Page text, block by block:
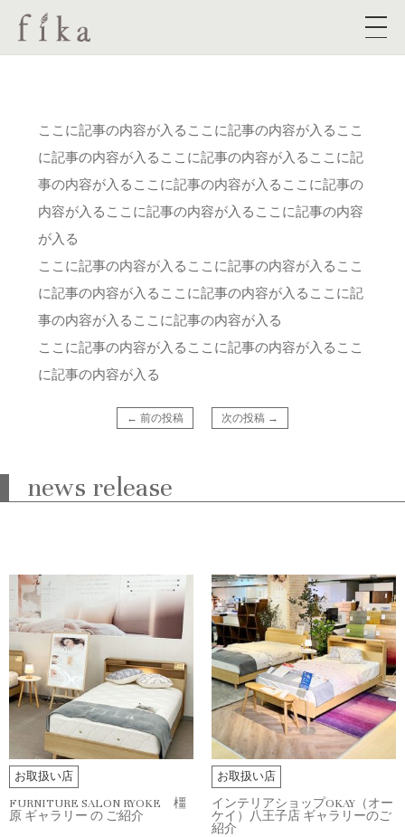
ここに記事の内容が入るここに記事の内容が入るここ
に記事の内容が入るここに記事の内容が入るここに記
事の内容が入るここに記事の内容が入るここに記事の
内容が入るここに記事の内容が入るここに記事の内容
が入る
ここに記事の内容が入るここに記事の内容が入るここ
に記事の内容が入るここに記事の内容が入るここに記
事の内容が入るここに記事の内容が入る
ここに記事の内容が入るここに記事の内容が入るここ
に記事の内容が入る
次の投稿 →
← 前の投稿
news release
お取扱い店
FURNITURE SALON RYOKE 橿
原 ギャラリー の ご紹介
お取扱い店
インテリアショップOKAY（オー
ケイ）八王子店 ギャラリーのご
紹介